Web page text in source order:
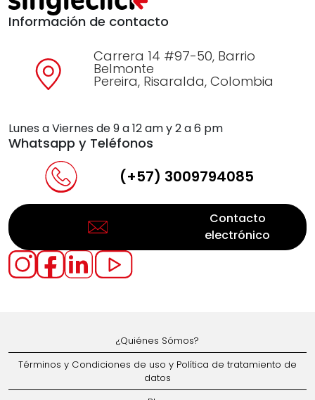
Información de contacto
Carrera 14 #97-50, Barrio
Belmonte
Pereira, Risaralda, Colombia
Lunes a Viernes de 9 a 12 am y 2 a 6 pm
Whatsapp y Teléfonos
(+57) 3009794085
Contacto
electrónico
¿Quiénes Sómos?
Términos y Condiciones de uso y Política de tratamiento de
datos